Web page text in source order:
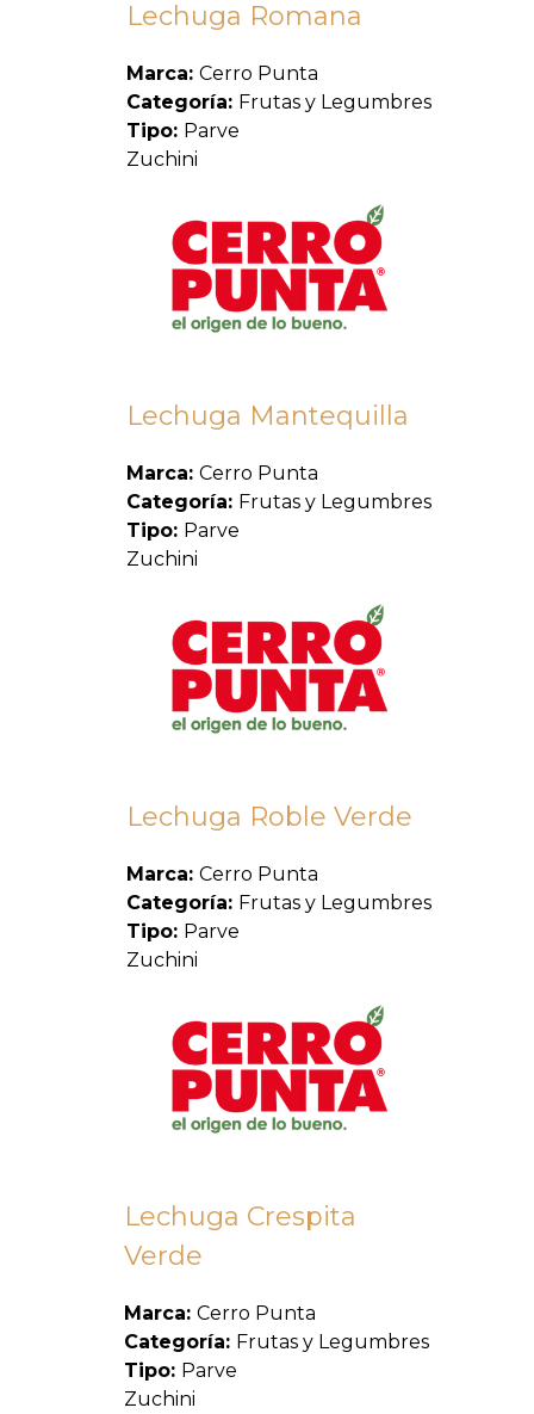
Lechuga Romana
Marca: Cerro Punta
Categoría: Frutas y Legumbres
Tipo: Parve
Zuchini
Lechuga Mantequilla
Marca: Cerro Punta
Categoría: Frutas y Legumbres
Tipo: Parve
Zuchini
Lechuga Roble Verde
Marca: Cerro Punta
Categoría: Frutas y Legumbres
Tipo: Parve
Zuchini
Lechuga Crespita
Verde
Marca: Cerro Punta
Categoría: Frutas y Legumbres
Tipo: Parve
Zuchini